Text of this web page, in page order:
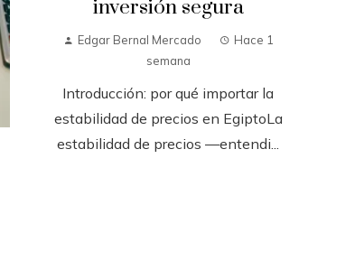
inversión segura
Edgar Bernal Mercado
Hace 1
semana
Introducción: por qué importar la
estabilidad de precios en EgiptoLa
estabilidad de precios —entendi...